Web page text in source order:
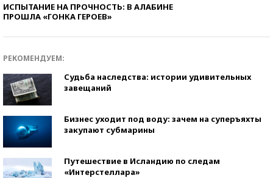
ИСПЫТАНИЕ НА ПРОЧНОСТЬ: В АЛАБИНЕ
ПРОШЛА «ГОНКА ГЕРОЕВ»
РЕКОМЕНДУЕМ:
Судьба наследства: истории удивительных
завещаний
Бизнес уходит под воду: зачем на суперъяхты
закупают субмарины
Путешествие в Исландию по следам
«Интерстеллара»